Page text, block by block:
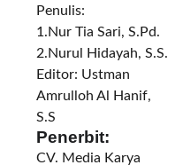
Penulis:
1.Nur Tia Sari, S.Pd.
2.Nurul Hidayah, S.S.
Editor: Ustman
Amrulloh Al Hanif,
S.S
Penerbit:
CV. Media Karya